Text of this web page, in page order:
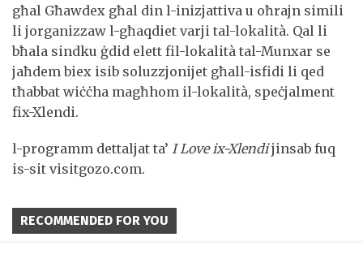
għal Għawdex għal din l-inizjattiva u oħrajn simili
li jorganizzaw l-għaqdiet varji tal-lokalità. Qal li
bħala sindku ġdid elett fil-lokalità tal-Munxar se
jaħdem biex isib soluzzjonijet għall-isfidi li qed
tħabbat wiċċha magħhom il-lokalità, speċjalment
fix-Xlendi.
l-programm dettaljat ta’ I Love ix-Xlendijinsab fuq
is-sit visitgozo.com.
RECOMMENDED FOR YOU